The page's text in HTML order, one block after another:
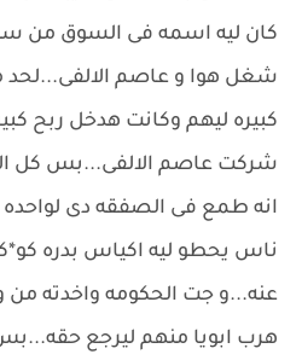
كان ليه اسمه فى السوق من
شغل هوا و عاصم
كبيره ليهم وكانت هدخل ربح
شركت عاصم الالفى...بس كل
انه طمع فى الصفقه دى لواحده و
ناس يحطو ليه اكياس بدره
عنه...و جت الحكومه واخدته
هرب ابويا منهم ليرجع